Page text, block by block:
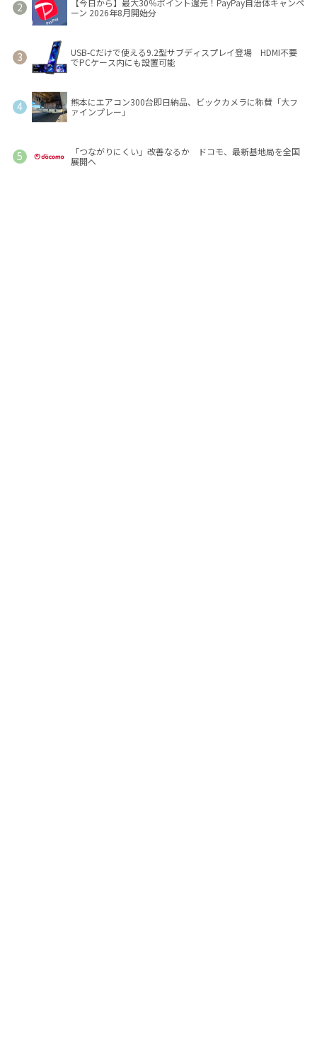
【今日から】最大30％ポイント還元！PayPay自治体キャンペ
ーン 2026年8月開始分
USB-Cだけで使える9.2型サブディスプレイ登場 HDMI不要
でPCケース内にも設置可能
熊本にエアコン300台即日納品、ビックカメラに称賛「大フ
ァインプレー」
「つながりにくい」改善なるか ドコモ、最新基地局を全国
展開へ